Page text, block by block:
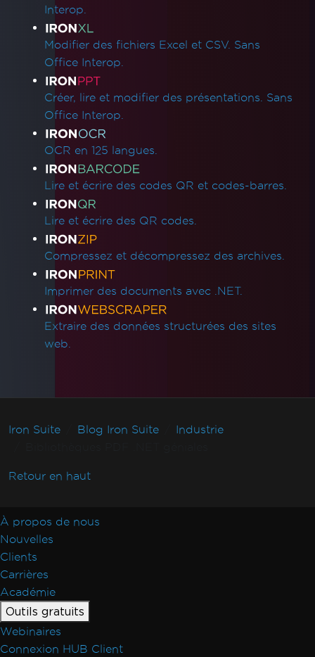
Interop.
Modifier des fichiers Excel et CSV. Sans
Office Interop.
Créer, lire et modifier des présentations. Sans
Office Interop.
OCR en 125 langues.
Lire et écrire des codes QR et codes-barres.
Lire et écrire des QR codes.
Compressez et décompressez des archives.
Imprimer des documents avec .NET.
Extraire des données structurées des sites
web.
Iron Suite Blog Iron Suite
Industrie
Retour en haut
À propos de nous
Nouvelles
Clients
Carrières
Académie
Outils gratuits
Webinaires
Connexion HUB Client